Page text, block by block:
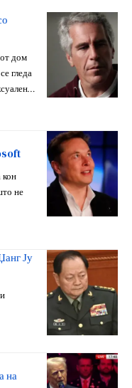
дом
гледа
кон
не
Ју
на